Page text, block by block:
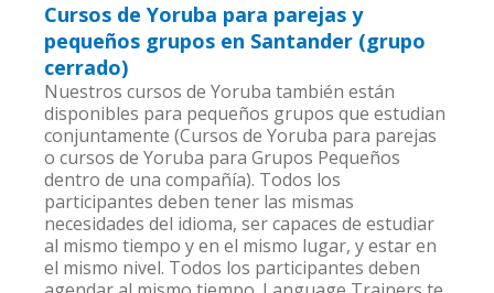
Cursos de Yoruba para parejas y
pequeños grupos en Santander (grupo
cerrado)
Nuestros cursos de Yoruba también están
disponibles para pequeños grupos que estudian
conjuntamente (Cursos de Yoruba para parejas
o cursos de Yoruba para Grupos Pequeños
dentro de una compañía). Todos los
participantes deben tener las mismas
necesidades del idioma, ser capaces de estudiar
al mismo tiempo y en el mismo lugar, y estar en
el mismo nivel. Todos los participantes deben